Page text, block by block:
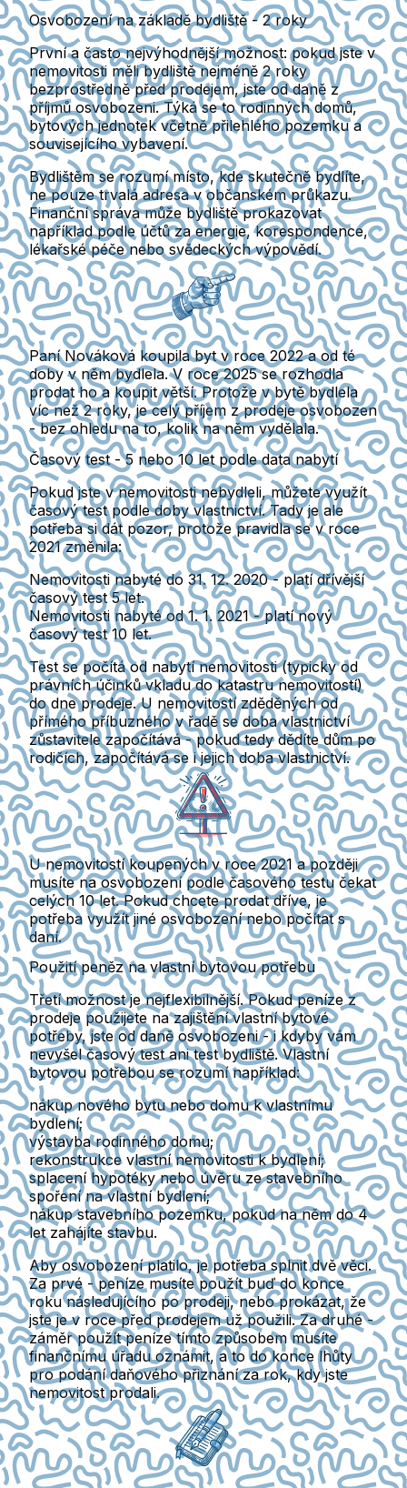
Osvobození na základě bydliště - 2 roky
První a často nejvýhodnější možnost: pokud jste v
nemovitosti měli bydliště nejméně 2 roky
bezprostředně před prodejem, jste od daně z
příjmů osvobozeni.Týká se to rodinných domů,
bytových jednotek včetně přilehlého pozemku a
souvisejícího vybavení.
Bydlištěm se rozumí místo, kde skutečně bydlíte,
ne pouze trvalá adresa v občanském průkazu.
Finanční správa může bydliště prokazovat
například podle účtů za energie, korespondence,
lékařské péče nebo svědeckých výpovědí.
Paní Nováková koupila byt v roce 2022 a od té
doby v něm bydlela. V roce 2025 se rozhodla
prodat ho a koupit větší. Protože v bytě bydlela
víc než 2 roky, je celý příjem z prodeje osvobozen
- bez ohledu na to, kolik na něm vydělala.
Časový test - 5 nebo 10 let podle data nabytí
Pokud jste v nemovitosti nebydleli, můžete využít
časový test podle doby vlastnictví.Tady je ale
potřeba si dát pozor, protože pravidla se v roce
2021 změnila:
Nemovitosti nabyté do 31. 12. 2020- platí dřívější
časový test 5 let.
Nemovitosti nabyté od 1. 1. 2021- platí nový
časový test 10 let.
Test se počítá od nabytí nemovitosti(typicky od
právních účinků vkladu do katastru nemovitostí)
do dne prodeje.U nemovitostí zděděných od
přímého příbuzného v řadě se doba vlastnictví
zůstavitele započítává -pokud tedy dědíte dům po
rodičích, započítává se i jejich doba vlastnictví.
U nemovitostí koupených v roce 2021 a později
musíte na osvobození podle časového testu čekat
celých 10 let.Pokud chcete prodat dříve, je
potřeba využít jiné osvobození nebo počítat s
daní.
Použití peněz na vlastní bytovou potřebu
Třetí možnost je nejflexibilnější.Pokud peníze z
prodeje použijete na zajištění vlastní bytové
potřeby, jste od daně osvobozeni - i kdyby vám
nevyšel časový test ani test bydliště.Vlastní
bytovou potřebou se rozumí například:
nákup nového bytu nebo domu k vlastnímu
bydlení;
výstavba rodinného domu;
rekonstrukce vlastní nemovitosti k bydlení;
splacení hypotéky nebo úvěru ze stavebního
spoření na vlastní bydlení;
nákup stavebního pozemku, pokud na něm do 4
let zahájíte stavbu.
Aby osvobození platilo, je potřeba splnit dvě věci.
Za prvé -peníze musíte použít buď do konce
roku následujícího po prodeji, nebo prokázat, že
jste je v roce před prodejem už použili.Za druhé -
záměr použít peníze tímto způsobem musíte
finančnímu úřadu oznámit, a to do konce lhůty
pro podání daňového přiznání za rok, kdy jste
nemovitost prodali.